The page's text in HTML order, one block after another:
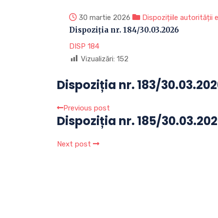
30 martie 2026 Dispozițiile autorității
Dispoziția nr. 184/30.03.2026
DISP 184
Vizualizări: 152
Dispoziția nr. 183/
Previous post
Dispoziția nr. 185/
Next post